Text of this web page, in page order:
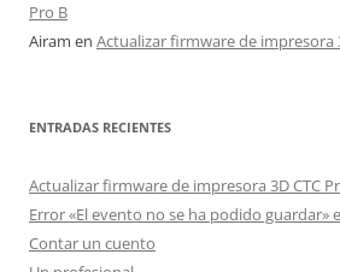
Pro B
Airam en Actualizar firmware de impresora
ENTRADAS RECIENTES
Actualizar firmware de impresora 3D CTC
Error «El evento no se ha podido guardar»
Contar un cuento